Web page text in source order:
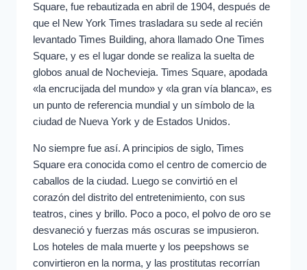
Square, fue rebautizada en abril de 1904, después de
que el New York Times trasladara su sede al recién
levantado Times Building, ahora llamado One Times
Square, y es el lugar donde se realiza la suelta de
globos anual de Nochevieja. Times Square, apodada
«la encrucijada del mundo» y «la gran vía blanca», es
un punto de referencia mundial y un símbolo de la
ciudad de Nueva York y de Estados Unidos.
No siempre fue así. A principios de siglo, Times
Square era conocida como el centro de comercio de
caballos de la ciudad. Luego se convirtió en el
corazón del distrito del entretenimiento, con sus
teatros, cines y brillo. Poco a poco, el polvo de oro se
desvaneció y fuerzas más oscuras se impusieron.
Los hoteles de mala muerte y los peepshows se
convirtieron en la norma, y las prostitutas recorrían